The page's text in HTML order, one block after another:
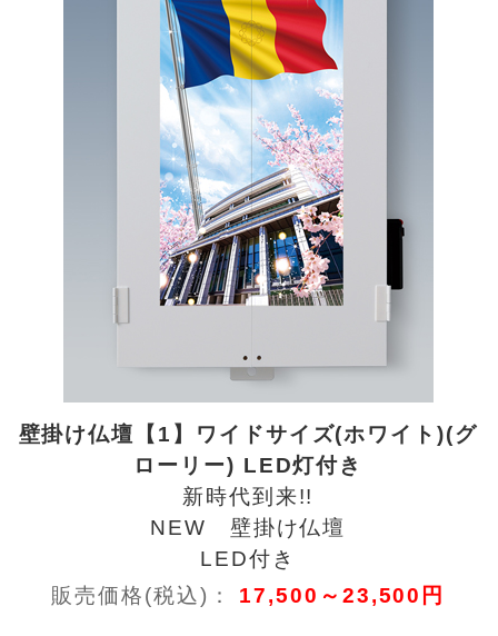
壁掛け仏壇【1】ワイドサイズ(ホワイト)(グ
ローリー) LED灯付き
新時代到来!!
NEW 壁掛け仏壇
LED付き
販売価格(税込)： 17,500～23,500円